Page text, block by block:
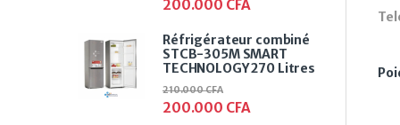
200.000 CFA
Réfrigérateur combiné
STCB-305M SMART
TECHNOLOGY 270 Litres
200.000 CFA
210.000CFA